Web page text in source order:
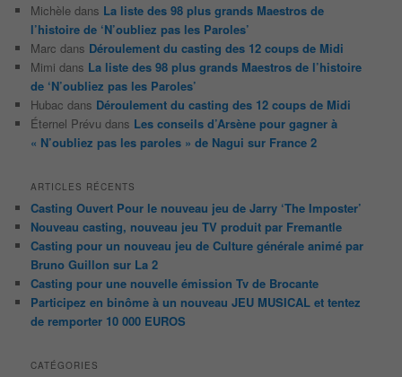
Michèle dans La liste des 98 plus grands Maestros de
l’histoire de ‘N’oubliez pas les Paroles’
Marc dans Déroulement du casting des 12 coups de Midi
Mimi dans La liste des 98 plus grands Maestros de l’histoire
de ‘N’oubliez pas les Paroles’
Hubac dans Déroulement du casting des 12 coups de Midi
Éternel Prévu dans Les conseils d’Arsène pour gagner à
« N’oubliez pas les paroles » de Nagui sur France 2
ARTICLES RÉCENTS
Casting Ouvert Pour le nouveau jeu de Jarry ‘The Imposter’
Nouveau casting, nouveau jeu TV produit par Fremantle
Casting pour un nouveau jeu de Culture générale animé par
Bruno Guillon sur La 2
Casting pour une nouvelle émission Tv de Brocante
Participez en binôme à un nouveau JEU MUSICAL et tentez
de remporter 10 000 EUROS
CATÉGORIES